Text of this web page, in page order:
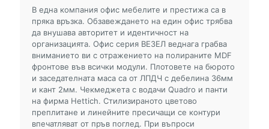
В една компания офис мебелите и престижа са в
пряка връзка. Обзавеждането на един офис трябва
да внушава авторитет и идентичност на
организацията. Офис серия ВЕЗЕЛ веднага грабва
вниманието ви с отражението на полираните MDF
фронтове във всички модули. Плотовете на бюрото
и заседателната маса са от ЛПДЧ с дебелина 36мм
и кант 2мм. Чекмеджета с водачи Quadro и панти
на фирма Hettich. Стилизираното цветово
преплитане и линейните пресичащи се контури
впечатляват от пръв поглед. При въпроси